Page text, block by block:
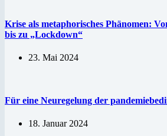
Krise als metaphorisches Phänomen:
bis zu „Lockdown“
23. Mai 2024
Für eine Neuregelung der
18. Januar 2024